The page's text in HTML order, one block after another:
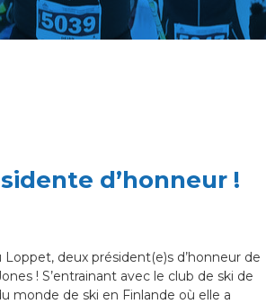
d’honneur !
deux président(e)s d’honneur de
! S’entrainant avec le club de ski de
monde de ski en Finlande où elle a